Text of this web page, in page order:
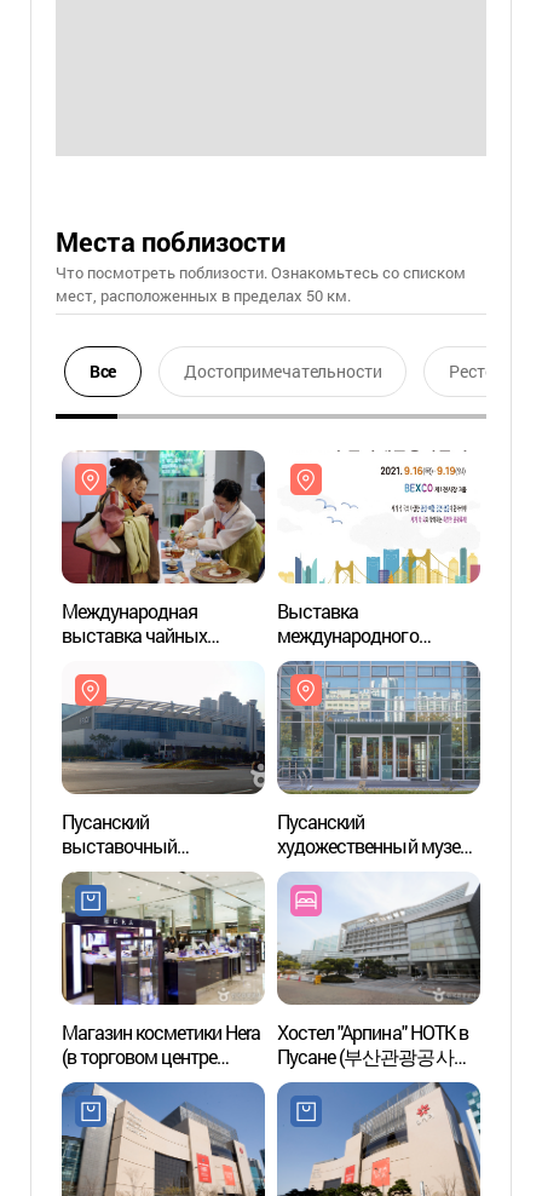
Места поблизости
Что посмотреть поблизости. Ознакомьтесь со списком
мест, расположенных в пределах 50 км.
Все Достопримечательности Ресторан
Международная
выставка чайных
(부산국제차공예박람회)
Выставка
международного
туризма в Пусане
(부산국제관광전)
Пусанский
выставочный
конференц-центр (벡스코
(BEXCO))
Пусанский
художественный музей
(부산시립미술관)
Магазин косметики Hera
(в торговом центре
Лотте на "Сэнтхом Сити")
(헤라 (롯데백화점
센텀시티점))
Хостел "Арпина" НОТК в
Пусане (부산관광공사
아르피나)